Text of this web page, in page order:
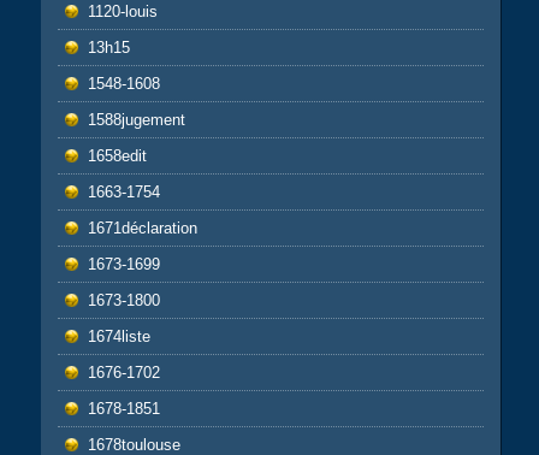
1120-louis
13h15
1548-1608
1588jugement
1658edit
1663-1754
1671déclaration
1673-1699
1673-1800
1674liste
1676-1702
1678-1851
1678toulouse